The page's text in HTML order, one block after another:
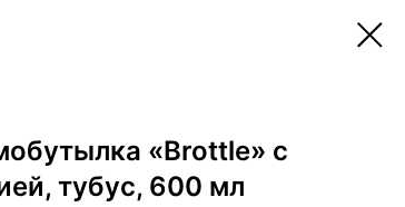
«Brottle» c
тубус, 600 мл